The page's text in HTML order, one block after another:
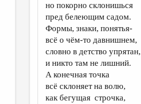
но покорно склонишься
пред белеющим садом.
Формы, знаки, понятья-
всё о чём-то давнишнем,
словно в детство упрятан,
и никто там не лишний.
А конечная точка
всё склоняет на волю,
как бегущая строчка,